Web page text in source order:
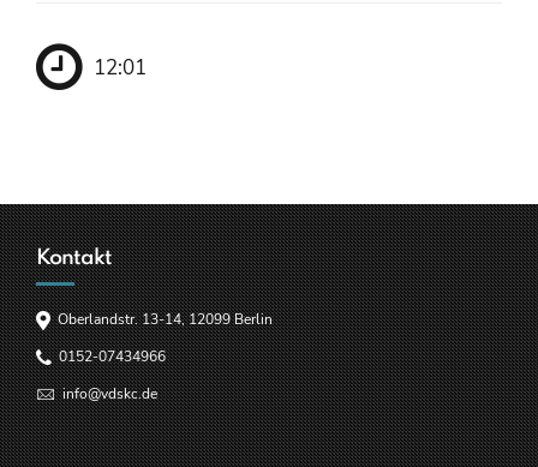
12:01
Kontakt
Oberlandstr. 13-14, 12099 Berlin
0152-07434966
info@vdskc.de